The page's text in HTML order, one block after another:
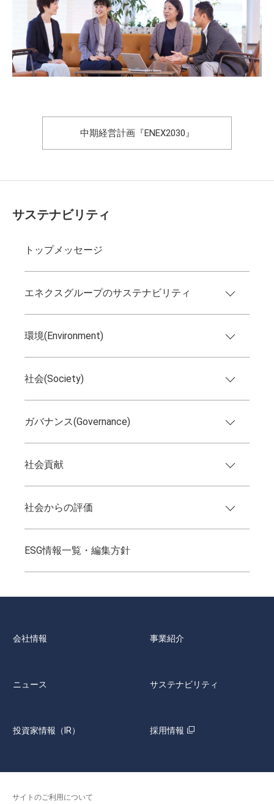
中期経営計画『ENEX2030』
サステナビリティ
トップメッセージ
エネクスグループのサステナビリティ
環境(Environment)
社会(Society)
ガバナンス(Governance)
社会貢献
社会からの評価
ESG情報一覧・編集方針
会社情報 事業紹介
ニュース サステナビリティ
投資家情報（IR） 採用情報
サイトのご利用について